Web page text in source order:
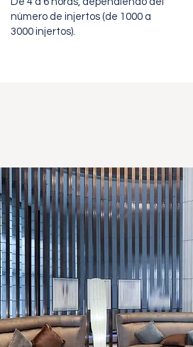
número de injertos (de 1000 a
3000 injertos).